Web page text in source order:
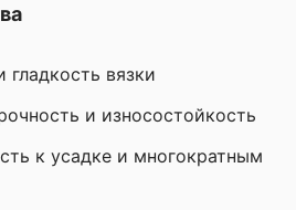
гладкость вязки
и износостойкость
к усадке и многократным